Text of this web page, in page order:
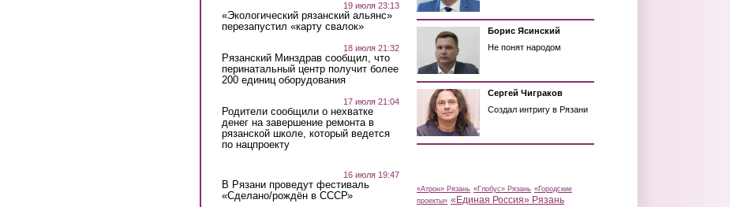
19 июля 23:13
«Экологический рязанский альянс»
перезапустил «карту свалок»
18 июля 21:32
Рязанский Минздрав сообщил, что
перинатальный центр получит более
200 единиц оборудования
17 июля 21:04
Родители сообщили о нехватке
денег на завершение ремонта в
рязанской школе, который ведется
по нацпроекту
16 июля 19:47
В Рязани проведут фестиваль
«Сделано/рождён в СССР»
Борис Ясинский
Не понят народом
Сергей Чиграков
Создал интригу в Рязани
«Атрон» Рязань «Глобус» Рязань «Городские
проекты» «Единая Россия» Рязань